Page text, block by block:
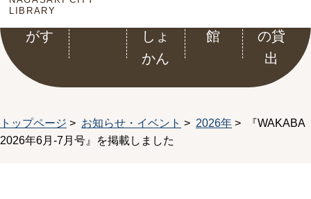
LIBRARY
をさ
がす
しょ
かん
館
の貸
出
トップページ > お知らせ・イベント > 2026年 > 『WAKABA
2026年6月-7月号』を掲載しました